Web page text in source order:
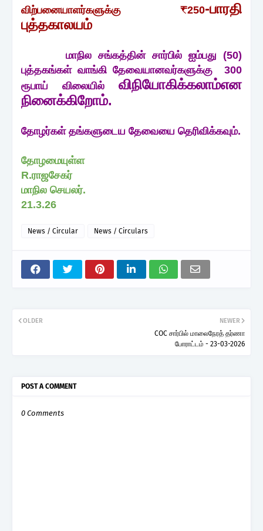
விற்பனையாளர்களுக்கு ₹250-பாரதி
புத்தகாலயம்
மாநில சங்கத்தின் சார்பில் ஐம்பது (50)
புத்தகங்கள் வாங்கி தேவையானவர்களுக்கு 300
ரூபாய் விலையில் விநியோகிக்கலாம்என
நினைக்கிறோம்.
தோழர்கள் தங்களுடைய தேவையை தெரிவிக்கவும்.
தோழமையுள்ள
R.ராஜசேகர்
மாநில செயலர்.
21.3.26
News / Circular News / Circulars
NEWER
COC சார்பில் மாலைநேரத் தர்ணா
போராட்டம் - 23-03-2026
OLDER
POST A COMMENT
0 Comments